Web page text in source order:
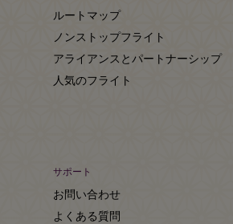
ルートマップ
ノンストップフライト
アライアンスとパートナーシップ
人気のフライト
サポート
お問い合わせ
よくある質問